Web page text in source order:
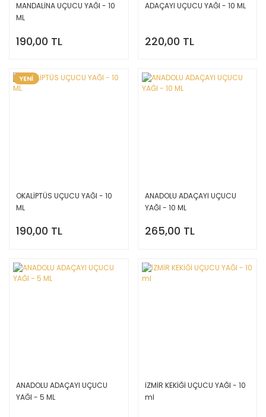
MANDALİNA UÇUCU YAĞI - 10
ML
190,00 TL
ADAÇAYI UÇUCU YAĞI - 10 ML
220,00 TL
YENİ
OKALİPTÜS UÇUCU YAĞI - 10
ML
190,00 TL
ANADOLU ADAÇAYI UÇUCU
YAĞI - 10 ML
265,00 TL
ANADOLU ADAÇAYI UÇUCU
YAĞI - 5 ML
İZMİR KEKİĞİ UÇUCU YAĞI - 10
ml